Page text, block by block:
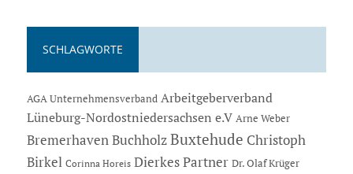
SCHLAGWORTE
AGA Unternehmensverband Arbeitgeberverband
Lüneburg-Nordostniedersachsen e.V Arne Weber
Bremerhaven Buchholz Buxtehude Christoph
Birkel Corinna Horeis Dierkes Partner Dr. Olaf Krüger